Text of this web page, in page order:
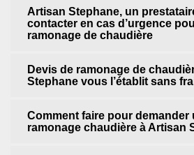
Artisan Stephane, un
contacter en cas d’urgence
ramonage de chaudière
Devis de ramonage de
Stephane vous l’établit sans
Comment faire pour demander
ramonage chaudière à Artisan